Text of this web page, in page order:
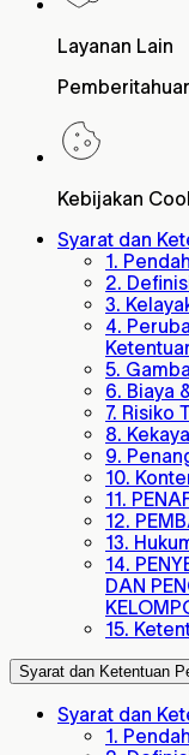
Layanan Lain
Kebijakan
Syarat dan
1.
2.
3.
4.
5.
6. Biaya
7. Risiko
8.
9.
10.
11.
12.
13.
14.
DAN
15.
Syarat dan Ketentuan
Syarat dan
1.